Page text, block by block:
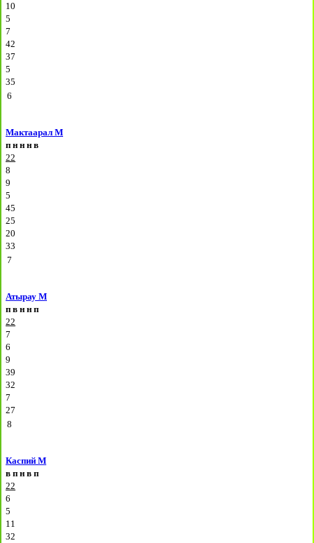
10
5
7
42
37
5
35
6
Мактаарал М
п н н н в
22
8
9
5
45
25
20
33
7
Атырау М
п в н н п
22
7
6
9
39
32
7
27
8
Каспий М
в п н в п
22
6
5
11
32